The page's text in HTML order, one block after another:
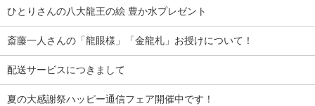
ひとりさんの八大龍王の絵 豊か水プレゼント
斎藤一人さんの「龍眼様」「金龍札」お授けについて！
配送サービスにつきまして
夏の大感謝祭ハッピー通信フェア開催中です！